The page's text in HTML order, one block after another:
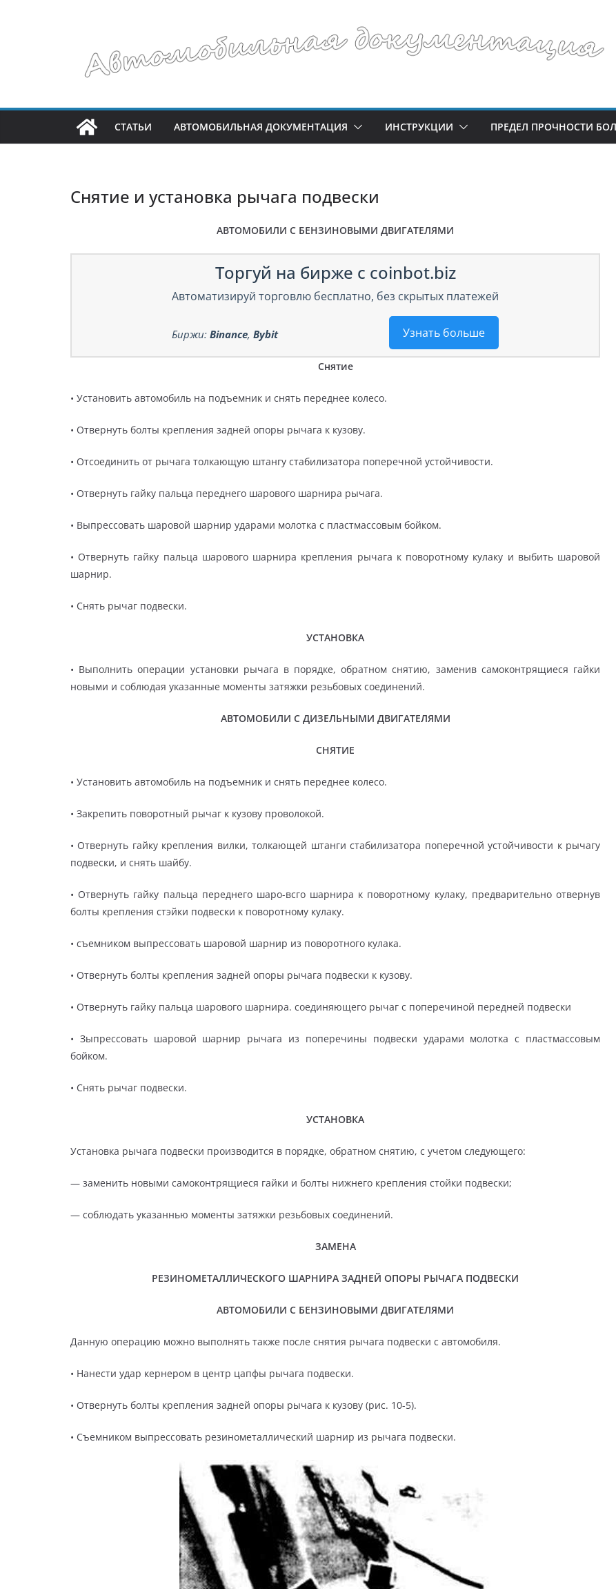
СТАТЬИ АВТОМОБИЛЬНАЯ ДОКУМЕНТАЦИЯ ИНСТРУКЦИИ ПРЕДЕЛ ПРОЧНОСТИ
Снятие и установка рычага подвески
АВТОМОБИЛИ С БЕНЗИНОВЫМИ ДВИГАТЕЛЯМИ
Торгуй на бирже с coinbot.biz
Автоматизируй торговлю бесплатно, без скрытых платежей
Узнать больше
Биржи: Binance, Bybit
Cнятие
• Установить автомобиль на подъемник и снять переднее колесо.
• Отвернуть болты крепления задней опоры рычага к кузову.
• Отсоединить от рычага толкающую штангу стабилизатора поперечной устойчивости.
• Отвернуть гайку пальца переднего шарового шарнира рычага.
• Выпрессовать шаровой шарнир ударами молотка с пластмассовым бойком.
• Отвернуть гайку пальца шарового шарнира крепления рычага к поворотному кулаку и выбить шаровой
шарнир.
• Снять рычаг подвески.
УСТАНОВКА
• Выполнить операции установки рычага в порядке, обратном снятию, заменив самоконтрящиеся гайки
новыми и соблюдая указанные моменты затяжки резьбовых соединений.
АВТОМОБИЛИ С ДИЗЕЛЬНЫМИ ДВИГАТЕЛЯМИ
СНЯТИЕ
• Установить автомобиль на подъемник и снять переднее колесо.
• Закрепить поворотный рычаг к кузову проволокой.
• Отвернуть гайку крепления вилки, толкающей штанги стабилизатора поперечной устойчивости к рычагу
подвески, и снять шайбу.
• Отвернуть гайку пальца переднего шаро-всго шарнира к поворотному кулаку, предварительно отвернув
болты крепления стэйки подвески к поворотному кулаку.
• съемником выпрессовать шаровой шарнир из поворотного кулака.
• Отвернуть болты крепления задней опоры рычага подвески к кузову.
• Отвернуть гайку пальца шарового шарнира. соединяющего рычаг с поперечиной передней подвески
• Зыпрессовать шаровой шарнир рычага из поперечины подвески ударами молотка с пластмассовым
бойком.
• Снять рычаг подвески.
УСТАНОВКА
Установка рычага подвески производится в порядке, обратном снятию, с учетом следующего:
— заменить новыми самоконтрящиеся гайки и болты нижнего крепления стойки подвески;
— соблюдать указаннью моменты затяжки резьбовых соединений.
ЗАМЕНА
РЕЗИНОМЕТАЛЛИЧЕСКОГО ШАРНИРА ЗАДНЕЙ ОПОРЫ РЫЧАГА ПОДВЕСКИ
АВТОМОБИЛИ С БЕНЗИНОВЫМИ ДВИГАТЕЛЯМИ
Данную операцию можно выполнять также после снятия рычага подвески с автомобиля.
• Нанести удар кернером в центр цапфы рычага подвески.
• Отвернуть болты крепления задней опоры рычага к кузову (рис. 10-5).
• Съемником выпрессовать резинометаллический шарнир из рычага подвески.